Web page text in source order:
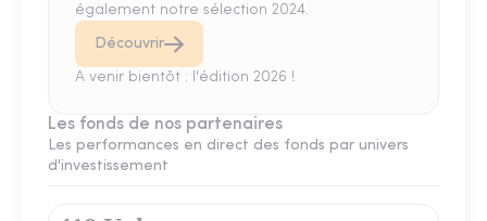
également notre sélection 2024.
Découvrir
A venir bientôt : l'édition 2026 !
Les fonds de nos partenaires
Les performances en direct des fonds par univers
d'investissement